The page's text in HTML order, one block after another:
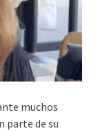
muchos
parte de su